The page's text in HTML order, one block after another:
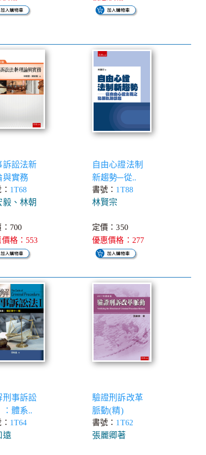
訴訟法新
與實務
1T68
毅、林朝
700
格：553
自由心證法制
新趨勢─從..
書號： 1T88
林賢宗
定價：350
優惠價格：277
刑事訴訟
體系..
1T64
遠
驗證刑訴改革
脈動(精)
書號： 1T62
張麗卿著